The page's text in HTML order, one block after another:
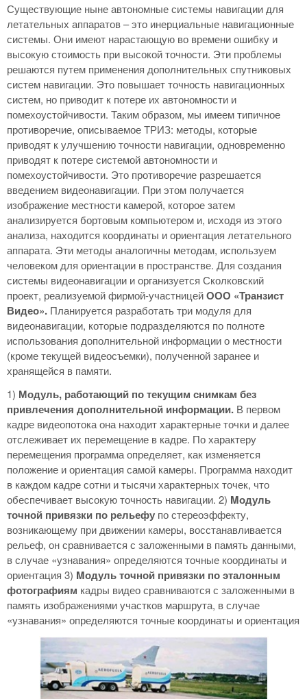
Существующие ныне автономные системы навигации для
летательных аппаратов – это инерциальные навигационные
системы. Они имеют нарастающую во времени ошибку и
высокую стоимость при высокой точности. Эти проблемы
решаются путем применения дополнительных спутниковых
систем навигации. Это повышает точность навигационных
систем, но приводит к потере их автономности и
помехоустойчивости. Таким образом, мы имеем типичное
противоречие, описываемое ТРИЗ: методы, которые
приводят к улучшению точности навигации, одновременно
приводят к потере системой автономности и
помехоустойчивости. Это противоречие разрешается
введением видеонавигации. При этом получается
изображение местности камерой, которое затем
анализируется бортовым компьютером и, исходя из этого
анализа, находится координаты и ориентация летательного
аппарата. Эти методы аналогичны методам, используем
человеком для ориентации в пространстве. Для создания
системы видеонавигации и организуется Сколковский
проект, реализуемой фирмой-участницейООО «Транзист
Видео». Планируется разработать три модуля для
видеонавигации, которые подразделяются по полноте
использования дополнительной информации о местности
(кроме текущей видеосъемки), полученной заранее и
хранящейся в памяти.
1) Модуль, работающий по текущим снимкам без
привлечения дополнительной информации. В первом
кадре видеопотока она находит характерные точки и далее
отслеживает их перемещение в кадре. По характеру
перемещения программа определяет, как изменяется
положение и ориентация самой камеры. Программа находит
в каждом кадре сотни и тысячи характерных точек, что
обеспечивает высокую точность навигации. 2) Mодуль
точной привязки по рельефу по стереоэффекту,
возникающему при движении камеры, восстанавливается
рельеф, он сравнивается с заложенными в память данными,
в случае «узнавания» определяются точные координаты и
ориентация 3) Mодуль точной привязки по эталонным
фотографиям кадры видео сравниваются с заложенными в
память изображениями участков маршрута, в случае
«узнавания» определяются точные координаты и ориентация